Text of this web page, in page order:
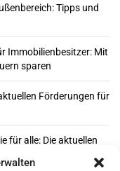
Tipps und
Immobilienbesitzer: Mit
sparen
Förderungen für
für alle: Die aktuellen